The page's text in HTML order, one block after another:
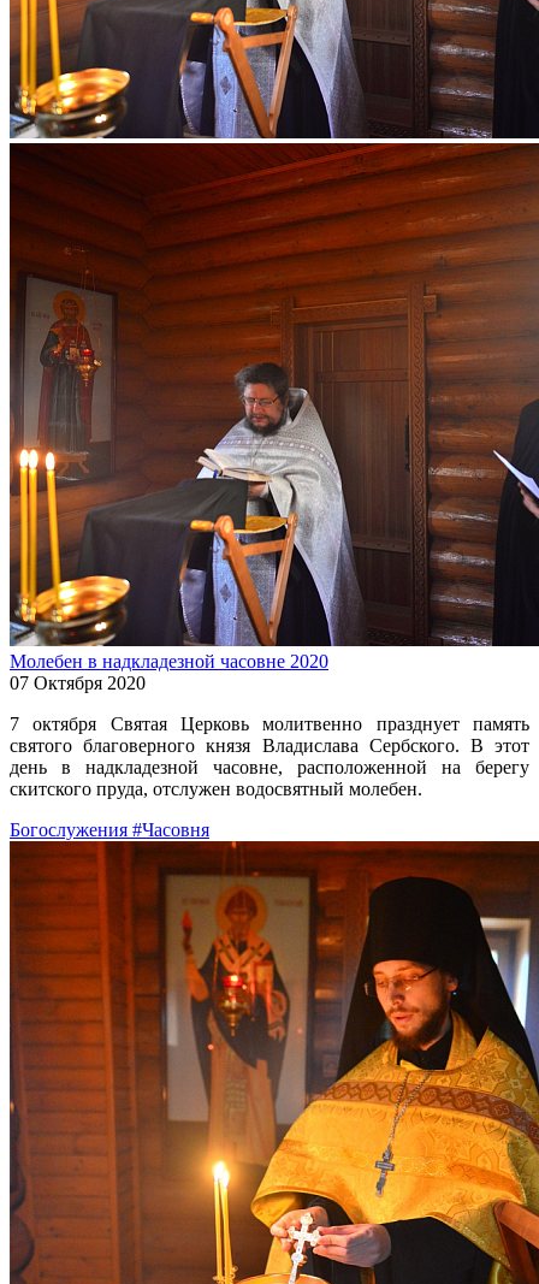
Молебен в надкладезной часовне 2020
07 Октября 2020
7 октября Святая Церковь молитвенно празднует память
святого благоверного князя Владислава Сербского. В этот
день в надкладезной часовне, расположенной на берегу
скитского пруда, отслужен водосвятный молебен.
Богослужения #Часовня